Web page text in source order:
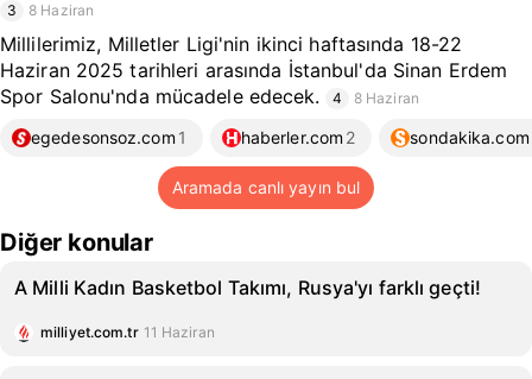
3 8 Haziran
Millilerimiz, Milletler Ligi'nin ikinci haftasında 18-22
Haziran 2025 tarihleri arasında İstanbul'da Sinan Erdem
Spor Salonu'nda mücadele edecek.
4 8 Haziran
egedesonsoz.com 1 haberler.com 2 sondakika.com
Aramada canlı yayın bul
Diğer konular
A Milli Kadın Basketbol Takımı, Rusya'yı farklı geçti!
milliyet.com.tr 11 Haziran